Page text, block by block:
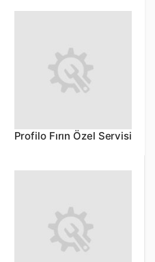
Profilo Fırın Özel Servisi